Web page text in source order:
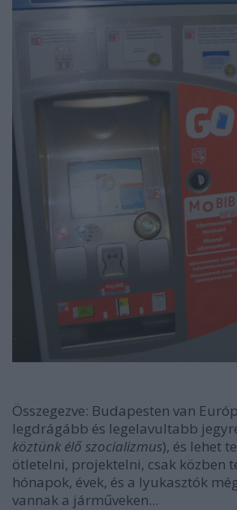
Összegezve: Budapesten van
legdrágább és legelavultabb
köztünk élő szocializmus), és lehet
ötletelni, projektelni, csak közben
hónapok, évek, és a lyukasztók
vannak a járműveken...